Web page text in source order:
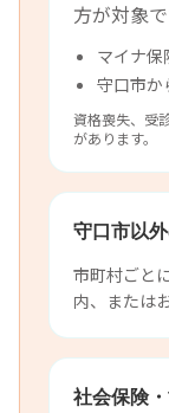
方が対象
マイナ保
守口市か
資格喪失、受
があります。
守口市以
市町村ごと
内、または
社会保険